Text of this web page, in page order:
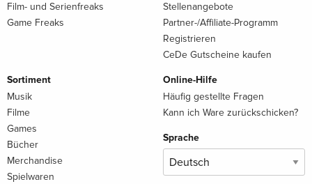
Film- und Serienfreaks
Game Freaks
Stellenangebote
Partner-/Affiliate-Programm
Registrieren
CeDe Gutscheine kaufen
Sortiment
Musik
Filme
Games
Bücher
Merchandise
Spielwaren
Online-Hilfe
Häufig gestellte Fragen
Kann ich Ware zurückschicken?
Sprache